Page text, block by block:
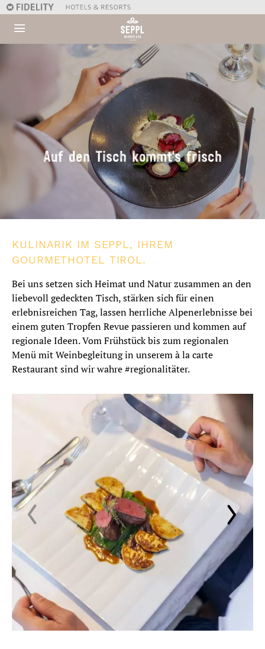
Auf den Tisch kommt's frisch
KULINARIK IM SEPPL, IHREM
GOURMETHOTEL TIROL.
Bei uns setzen sich Heimat und Natur zusammen an den
liebevoll gedeckten Tisch, stärken sich für einen
erlebnisreichen Tag, lassen herrliche Alpenerlebnisse bei
einem guten Tropfen Revue passieren und kommen auf
regionale Ideen. Vom Frühstück bis zum regionalen
Menü mit Weinbegleitung in unserem à la carte
Restaurant sind wir wahre #regionalitäter.